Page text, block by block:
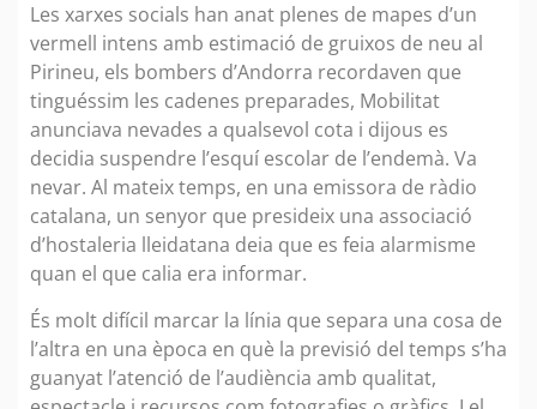
Les xarxes socials han anat plenes de mapes d’un
vermell intens amb estimació de gruixos de neu al
Pirineu, els bombers d’Andorra recordaven que
tinguéssim les cadenes preparades, Mobilitat
anunciava nevades a qualsevol cota i dijous es
decidia suspendre l’esquí escolar de l’endemà. Va
nevar. Al mateix temps, en una emissora de ràdio
catalana, un senyor que presideix una associació
d’hostaleria lleidatana deia que es feia alarmisme
quan el que calia era informar.
És molt difícil marcar la línia que separa una cosa de
l’altra en una època en què la previsió del temps s’ha
guanyat l’atenció de l’audiència amb qualitat,